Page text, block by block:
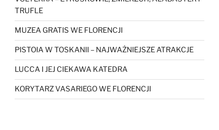
TRUFLE
MUZEA GRATIS WE FLORENCJI
PISTOIA W TOSKANII – NAJWAŻNIEJSZE ATRAKCJE
LUCCA I JEJ CIEKAWA KATEDRA
KORYTARZ VASARIEGO WE FLORENCJI